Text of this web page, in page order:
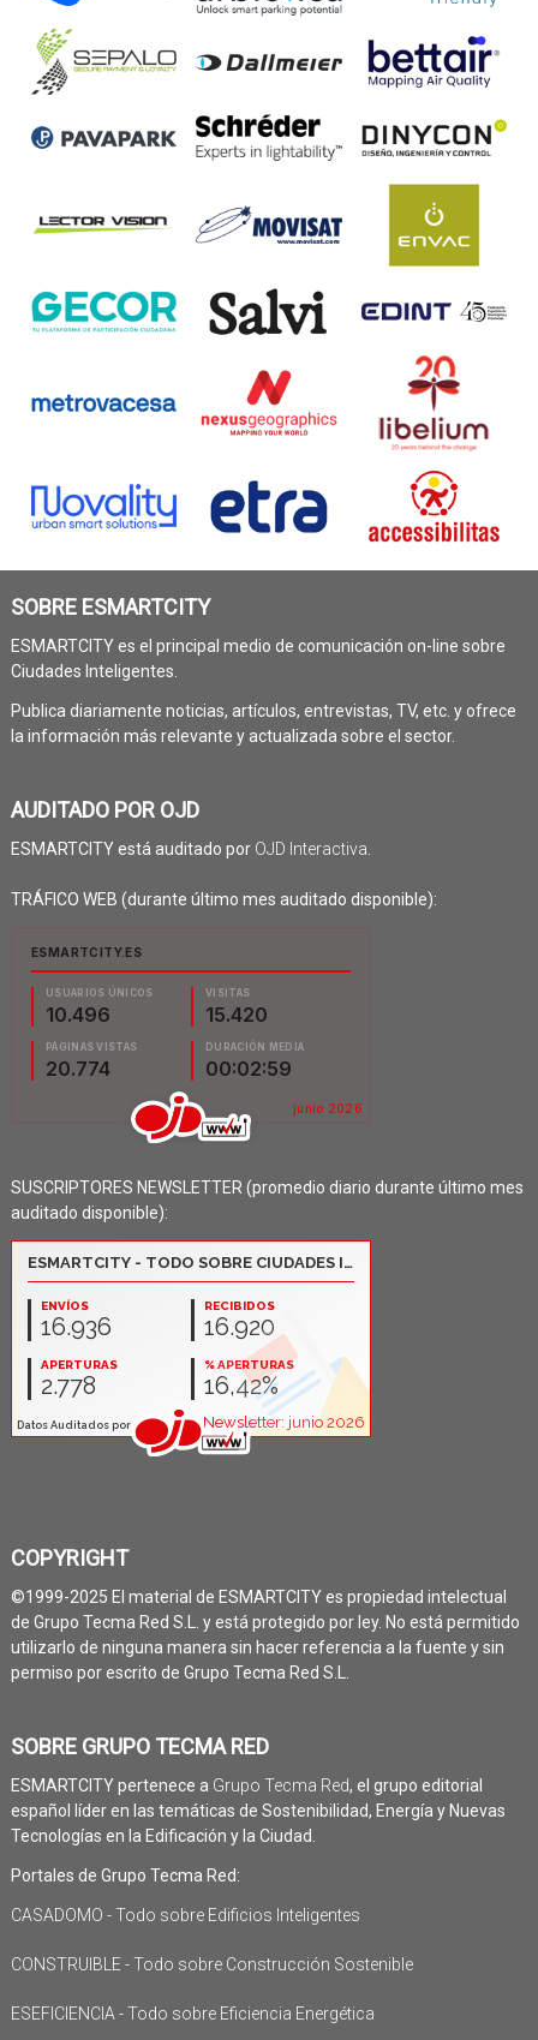
SOBRE ESMARTCITY
ESMARTCITY es el principal medio de comunicación on-line sobre
Ciudades Inteligentes.
Publica diariamente noticias, artículos, entrevistas, TV, etc. y ofrece
la información más relevante y actualizada sobre el sector.
AUDITADO POR OJD
ESMARTCITY está auditado por OJD Interactiva
TRÁFICO WEB (durante último mes auditado disponible):
SUSCRIPTORES NEWSLETTER (promedio diario durante último mes
auditado disponible):
COPYRIGHT
©1999-2025 El material de ESMARTCITY es propiedad intelectual
de Grupo Tecma Red S.L. y está protegido por ley. No está permitido
utilizarlo de ninguna manera sin hacer referencia a la fuente y sin
permiso por escrito de Grupo Tecma Red S.L.
SOBRE GRUPO TECMA RED
ESMARTCITY pertenece a Grupo Tecma Red, el grupo editorial
español líder en las temáticas de Sostenibilidad, Energía y Nuevas
Tecnologías en la Edificación y la Ciudad.
Portales de Grupo Tecma Red:
CASADOMO - Todo sobre Edificios Inteligentes
CONSTRUIBLE - Todo sobre Construcción Sostenible
ESEFICIENCIA - Todo sobre Eficiencia Energética